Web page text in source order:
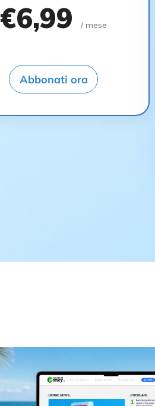
€6,99/ mese
Abbonati ora